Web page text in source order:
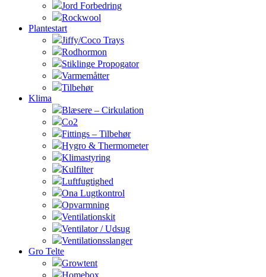
Jord Forbedring
Rockwool
Plantestart
Jiffy/Coco Trays
Rodhormon
Stiklinge Propogator
Varmemåtter
Tilbehør
Klima
Blæsere – Cirkulation
Co2
Fittings – Tilbehør
Hygro & Thermometer
Klimastyring
Kulfilter
Luftfugtighed
Ona Lugtkontrol
Opvarmning
Ventilationskit
Ventilator / Udsug
Ventilationsslanger
Gro Telte
Growtent
Homebox